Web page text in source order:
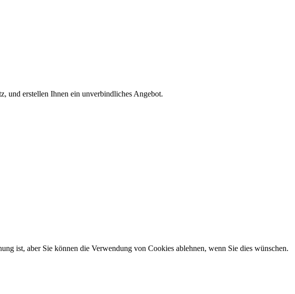
und erstellen Ihnen ein unverbindliches Angebot.
ist, aber Sie können die Verwendung von Cookies ablehnen, wenn Sie dies wünschen.